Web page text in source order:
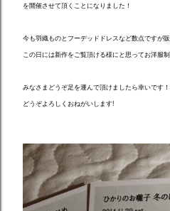
を開催させて頂くことになりました！
今も羽織ものとフーデッドドレスなど数点ですが
この日には新作をご覧頂ける様にと思ってお洋服制
みなさまどうぞ足を運んで頂けましたら幸いです！
どうぞよろしくおねがいします!